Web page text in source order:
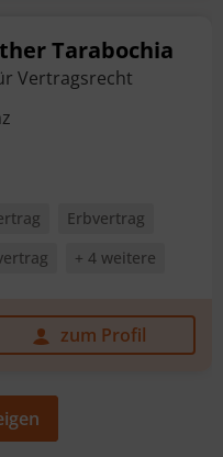
Tarabochia
Vertragsrecht
Erbvertrag
+ 4 weitere
zum Profil